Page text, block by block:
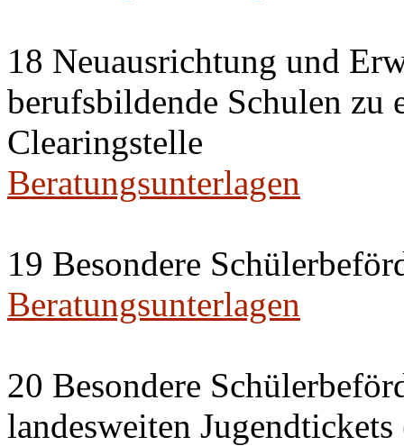
18 Neuausrichtung und
berufsbildende Schulen zu
Clearingstelle
Beratungsunterlagen
19 Besondere
Beratungsunterlagen
20 Besondere
landesweiten